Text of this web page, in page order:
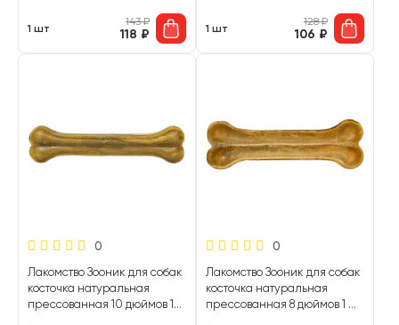
1 шт
143₽
118 ₽ 1 шт
128₽
106 ₽
0
Лакомство Зооник для собак
косточка натуральная
прессованная 10 дюймов 1
0
Лакомство Зооник для собак
косточка натуральная
прессованная 8 дюймов 1 шт